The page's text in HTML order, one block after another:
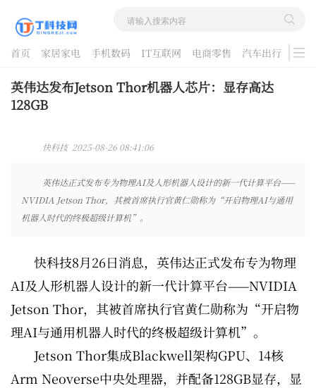
首页 家居家电 手机数码 IT互联网 电商零售 汽车出行
游戏
酷品评测
英伟达发布Jetson Thor机器人芯片：显存高达
128GB
快科技 2025-08-26 08:41:06
英伟达正式发布专为物理AI及人形机器人设计的新一代计算平台——
NVIDIA Jetson Thor，其被首席执行官黄仁勋称为“开启物理AI与通用
机器人时代的终极超级计算机”。
快科技8月26日消息，英伟达正式发布专为物理
AI及人形机器人设计的新一代计算平台——NVIDIA
Jetson Thor，其被首席执行官黄仁勋称为“开启物
理AI与通用机器人时代的终极超级计算机”。
Jetson Thor集成Blackwell架构GPU、14核
Arm Neoverse中央处理器，并配备128GB显存，显